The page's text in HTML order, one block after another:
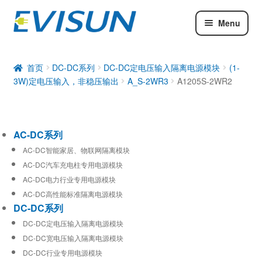
Menu
DC-DC系列
工业通信模块
首页 DC-DC系列 DC-DC定电压输入隔离电源模块
(1-
3W)定电压输入，非稳压输出
A_S-2WR3 A1205S-2WR2
AC-DC系列
AC-DC智能家居、物联网隔离模块
AC-DC汽车充电柱专用电源模块
AC-DC电力行业专用电源模块
AC-DC高性能标准隔离电源模块
DC-DC系列
DC-DC定电压输入隔离电源模块
DC-DC宽电压输入隔离电源模块
DC-DC行业专用电源模块